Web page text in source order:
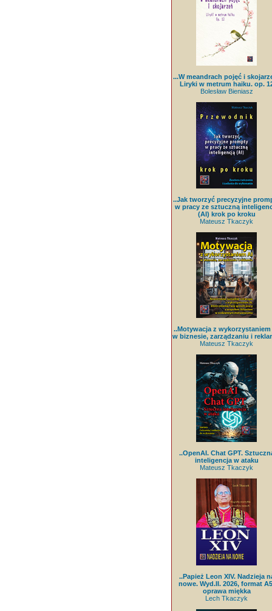
...W meandrach pojęć i
Liryki w metrum haiku. op.
Bolesław Bieniasz
..Jak tworzyć precyzyjne
w pracy ze sztuczną
(AI) krok po kroku
Mateusz Tkaczyk
..Motywacja z wykorzystaniem
w biznesie, zarządzaniu i
Mateusz Tkaczyk
..OpenAI. Chat GPT.
inteligencja w ataku
Mateusz Tkaczyk
..Papież Leon XIV. Nadzieja
nowe. Wyd.II. 2026, format
oprawa miękka
Lech Tkaczyk